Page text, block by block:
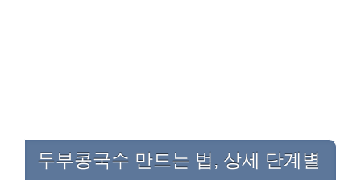
두부콩국수 만드는 법, 상세 단계별